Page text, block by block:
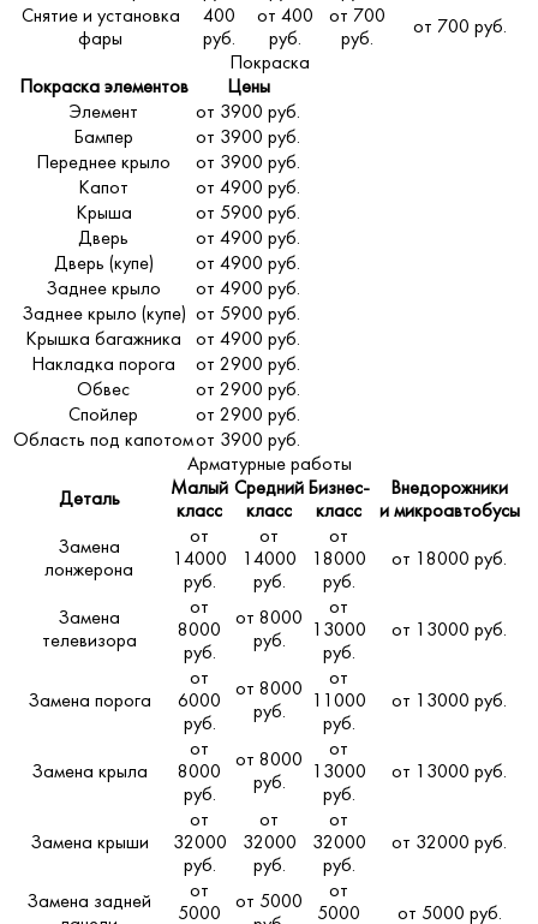
Снятие и установка
фары
400
руб.
от 400
руб.
от 700
руб.
от 700 руб.
Покраска
Покраска элементов
Цены
Элемент
от 3900 руб.
Бампер
от 3900 руб.
Переднее крыло
от 3900 руб.
Капот
от 4900 руб.
Крыша
от 5900 руб.
Дверь
от 4900 руб.
Дверь (купе)
от 4900 руб.
Заднее крыло
от 4900 руб.
Заднее крыло (купе) от 5900 руб.
Крышка багажника
от 4900 руб.
Накладка порога
от 2900 руб.
Обвес
от 2900 руб.
Спойлер
от 2900 руб.
Область под капотомот 3900 руб.
Арматурные работы
Деталь
Малый
класс
Средний
класс
Бизнес-
класс
Внедорожники
и микроавтобусы
Замена
лонжерона
от
14000
руб.
от
14000
руб.
от
18000
руб.
от 18000 руб.
Замена
телевизора
от
8000
руб.
от 8000
руб.
от
13000
руб.
от 13000 руб.
Замена порога
от
6000
руб.
от 8000
руб.
от
11000
руб.
от 13000 руб.
Замена крыла
от
8000
руб.
от 8000
руб.
от
13000
руб.
от 13000 руб.
Замена крыши
от
32000
руб.
от
32000
руб.
от
32000
руб.
от 32000 руб.
Замена задней
от
5000
от 5000
от
5000
от 5000 руб.